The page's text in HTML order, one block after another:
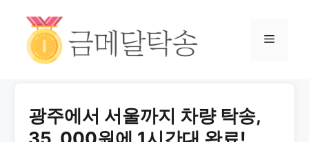
광주에서 서울까지 차량 탁송,